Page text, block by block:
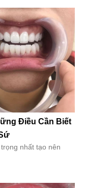
Điều Cần Biết
nhất tạo nên